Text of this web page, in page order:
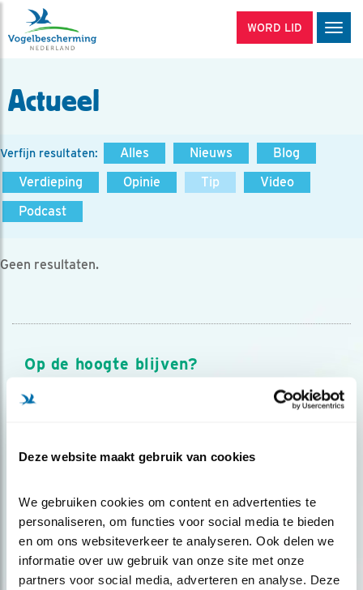
Deze website maakt gebruik van cookies
We gebruiken cookies om content en advertenties te
personaliseren, om functies voor social media te bieden
en om ons websiteverkeer te analyseren. Ook delen we
informatie over uw gebruik van onze site met onze
partners voor social media, adverteren en analyse. Deze
WORD LID
Actueel
Verfijn resultaten: Alles Nieuws
Blog
Verdieping
Opinie Tip
Video
Podcast
Geen resultaten.
Op de hoogte blijven?
Meld je aan en ontvang nieuws, inspiratie, acties en tips
over vogels en activiteiten van Vogelbescherming.